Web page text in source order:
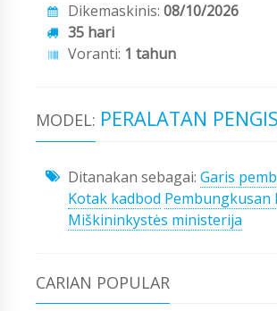
Dikemaskinis: 08/10/2026
35 hari
Voranti: 1 tahun
MODEL: PERALATAN
Ditanakan sebagai: Garis
Kotak kadbod Pembungkusan
Miškininkystės ministerija
CARIAN POPULAR